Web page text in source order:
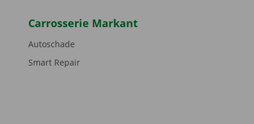
Carrosserie Markant
Autoschade
Smart Repair